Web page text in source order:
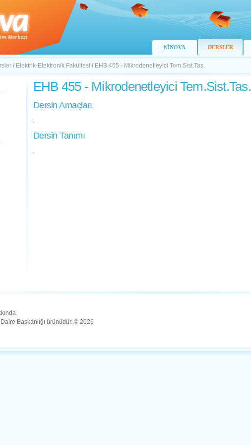
NİNOVA DERSLER
/ Elektrik-Elektronik Fakültesi / EHB 455 - Mikrodenetleyici Tem.Sist.Tas.
EHB 455 - Mikrodenetleyici Tem.Sist.Tas.
Dersin Amaçları
.
Dersin Tanımı
.
Başkanlığı ürünüdür. © 2026